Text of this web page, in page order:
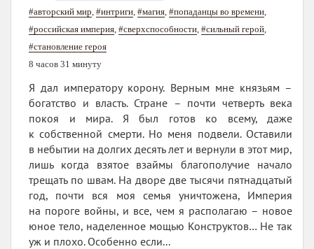
#авторский мир #интриги #магия #попаданцы во времени
#российская империя #сверхспособности #сильный герой
#становление героя
8 часов 31 минуту
Я дал императору корону. Верным мне князьям –
богатство и власть. Стране – почти четверть века
покоя и мира. Я был готов ко всему, даже
к собственной смерти. Но меня подвели. Оставили
в небытии на долгих десять лет и вернули в этот мир,
лишь когда взятое взаймы благополучие начало
трещать по швам. На дворе две тысячи пятнадцатый
год, почти вся моя семья уничтожена, Империя
на пороге войны, и все, чем я располагаю – новое
юное тело, наделенное мощью Конструктов… Не так
уж и плохо. Особенно если...